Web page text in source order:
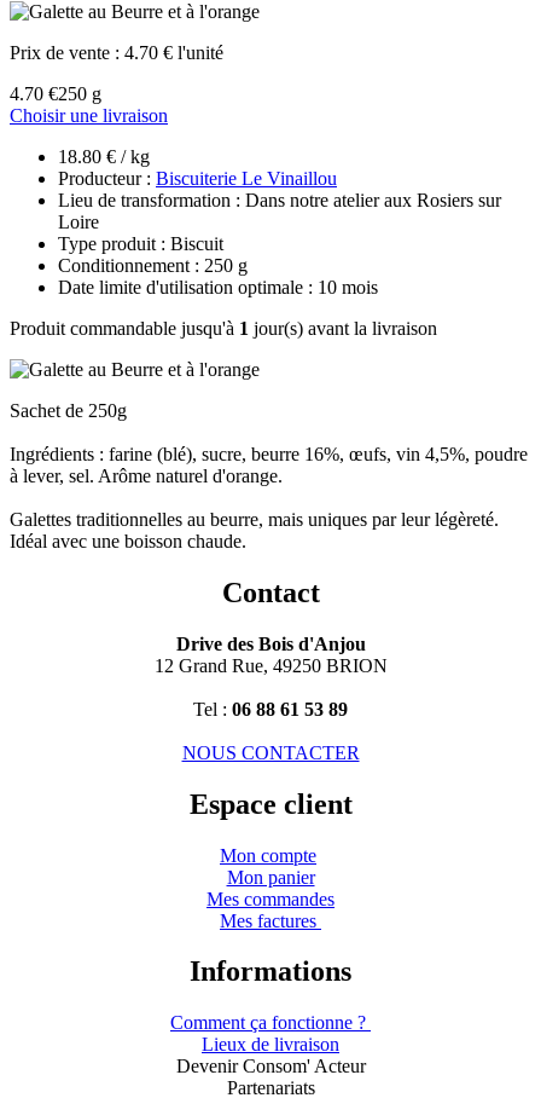
Prix de vente : 4.70 € l'unité
4.70 €250 g
Choisir une livraison
18.80 € / kg
Producteur : Biscuiterie Le Vinaillou
Lieu de transformation : Dans notre atelier aux Rosiers sur
Loire
Type produit : Biscuit
Conditionnement : 250 g
Date limite d'utilisation optimale : 10 mois
Produit commandable jusqu'à 1 jour(s) avant la livraison
Sachet de 250g
Ingrédients : farine (blé), sucre, beurre 16%, œufs, vin 4,5%, poudre
à lever, sel. Arôme naturel d'orange.
Galettes traditionnelles au beurre, mais uniques par leur légèreté.
Idéal avec une boisson chaude.
Contact
Drive des Bois d'Anjou
12 Grand Rue, 49250 BRION
Tel : 06 88 61 53 89
NOUS CONTACTER
Espace client
Mon compte
Mon panier
Mes commandes
Mes factures
Informations
Comment ça fonctionne ?
Lieux de livraison
Devenir Consom' Acteur
Partenariats